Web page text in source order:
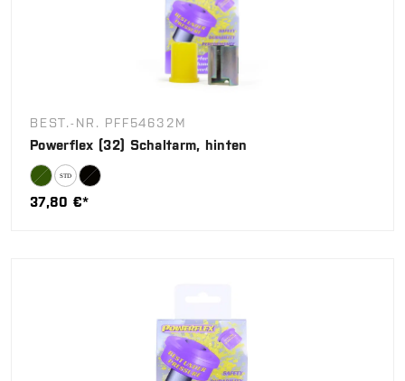
BEST.-NR. PFF54632M
Powerflex (32) Schaltarm, hinten
37,80 €*